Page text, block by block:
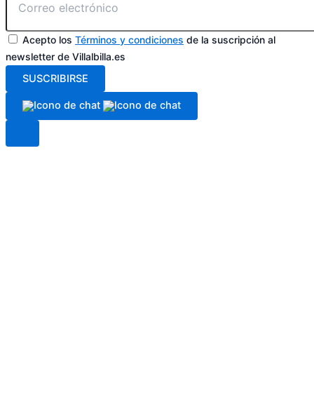
Acepto los Términos y condiciones de la suscripción al
newsletter de Villalbilla.es
SUSCRIBIRSE